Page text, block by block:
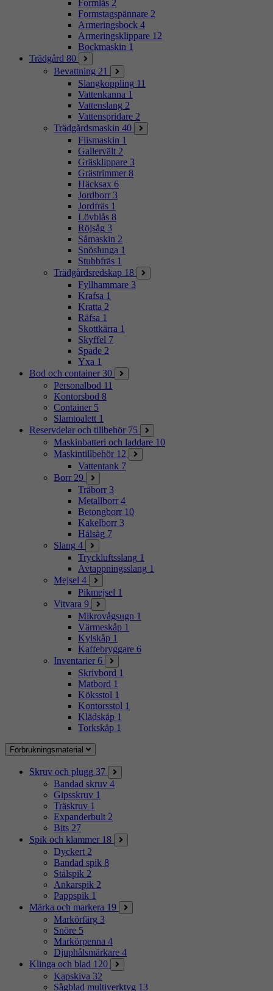
Formlås 2
Formstagspännare 2
Armeringsbock 4
Armeringsklippare 12
Bockmaskin 1
Trädgård 80
Bevattning 21
Slangkoppling 11
Vattenkanna 1
Vattenslang 2
Vattenspridare 2
Trädgårdsmaskin 40
Flismaskin 1
Gallervält 2
Gräsklippare 3
Grästrimmer 8
Häcksax 6
Jordborr 3
Jordfräs 1
Lövblås 8
Röjsåg 3
Såmaskin 2
Snöslunga 1
Stubbfräs 1
Trädgårdsredskap 18
Fyllhammare 3
Krafsa 1
Kratta 2
Räfsa 1
Skottkärra 1
Skyffel 7
Spade 2
Yxa 1
Bod och container 30
Personalbod 11
Kontorsbod 8
Container 5
Slamtoalett 1
Reservdelar och tillbehör 75
Maskinbatteri och laddare 10
Maskintillbehör 12
Vattentank 7
Borr 29
Träborr 3
Metallborr 4
Betongborr 10
Kakelborr 3
Hålsåg 7
Slang 4
Tryckluftsslang 1
Avtappningsslang 1
Mejsel 4
Pikmejsel 1
Vitvara 9
Mikrovågsugn 1
Värmeskåp 1
Kylskåp 1
Kaffebryggare 6
Inventarier 6
Skrivbord 1
Matbord 1
Köksstol 1
Kontorsstol 1
Klädskåp 1
Torkskåp 1
Förbrukningsmaterial
Skruv och plugg 37
Bandad skruv 4
Gipsskruv 1
Träskruv 1
Expanderbult 2
Bits 27
Spik och klammer 18
Dyckert 2
Bandad spik 8
Stålspik 2
Ankarspik 2
Pappspik 1
Märka och markera 19
Markörfärg 3
Snöre 5
Markörpenna 4
Djuphålsmärkare 4
Klinga och blad 120
Kapskiva 32
Sågblad multiverktyg 13